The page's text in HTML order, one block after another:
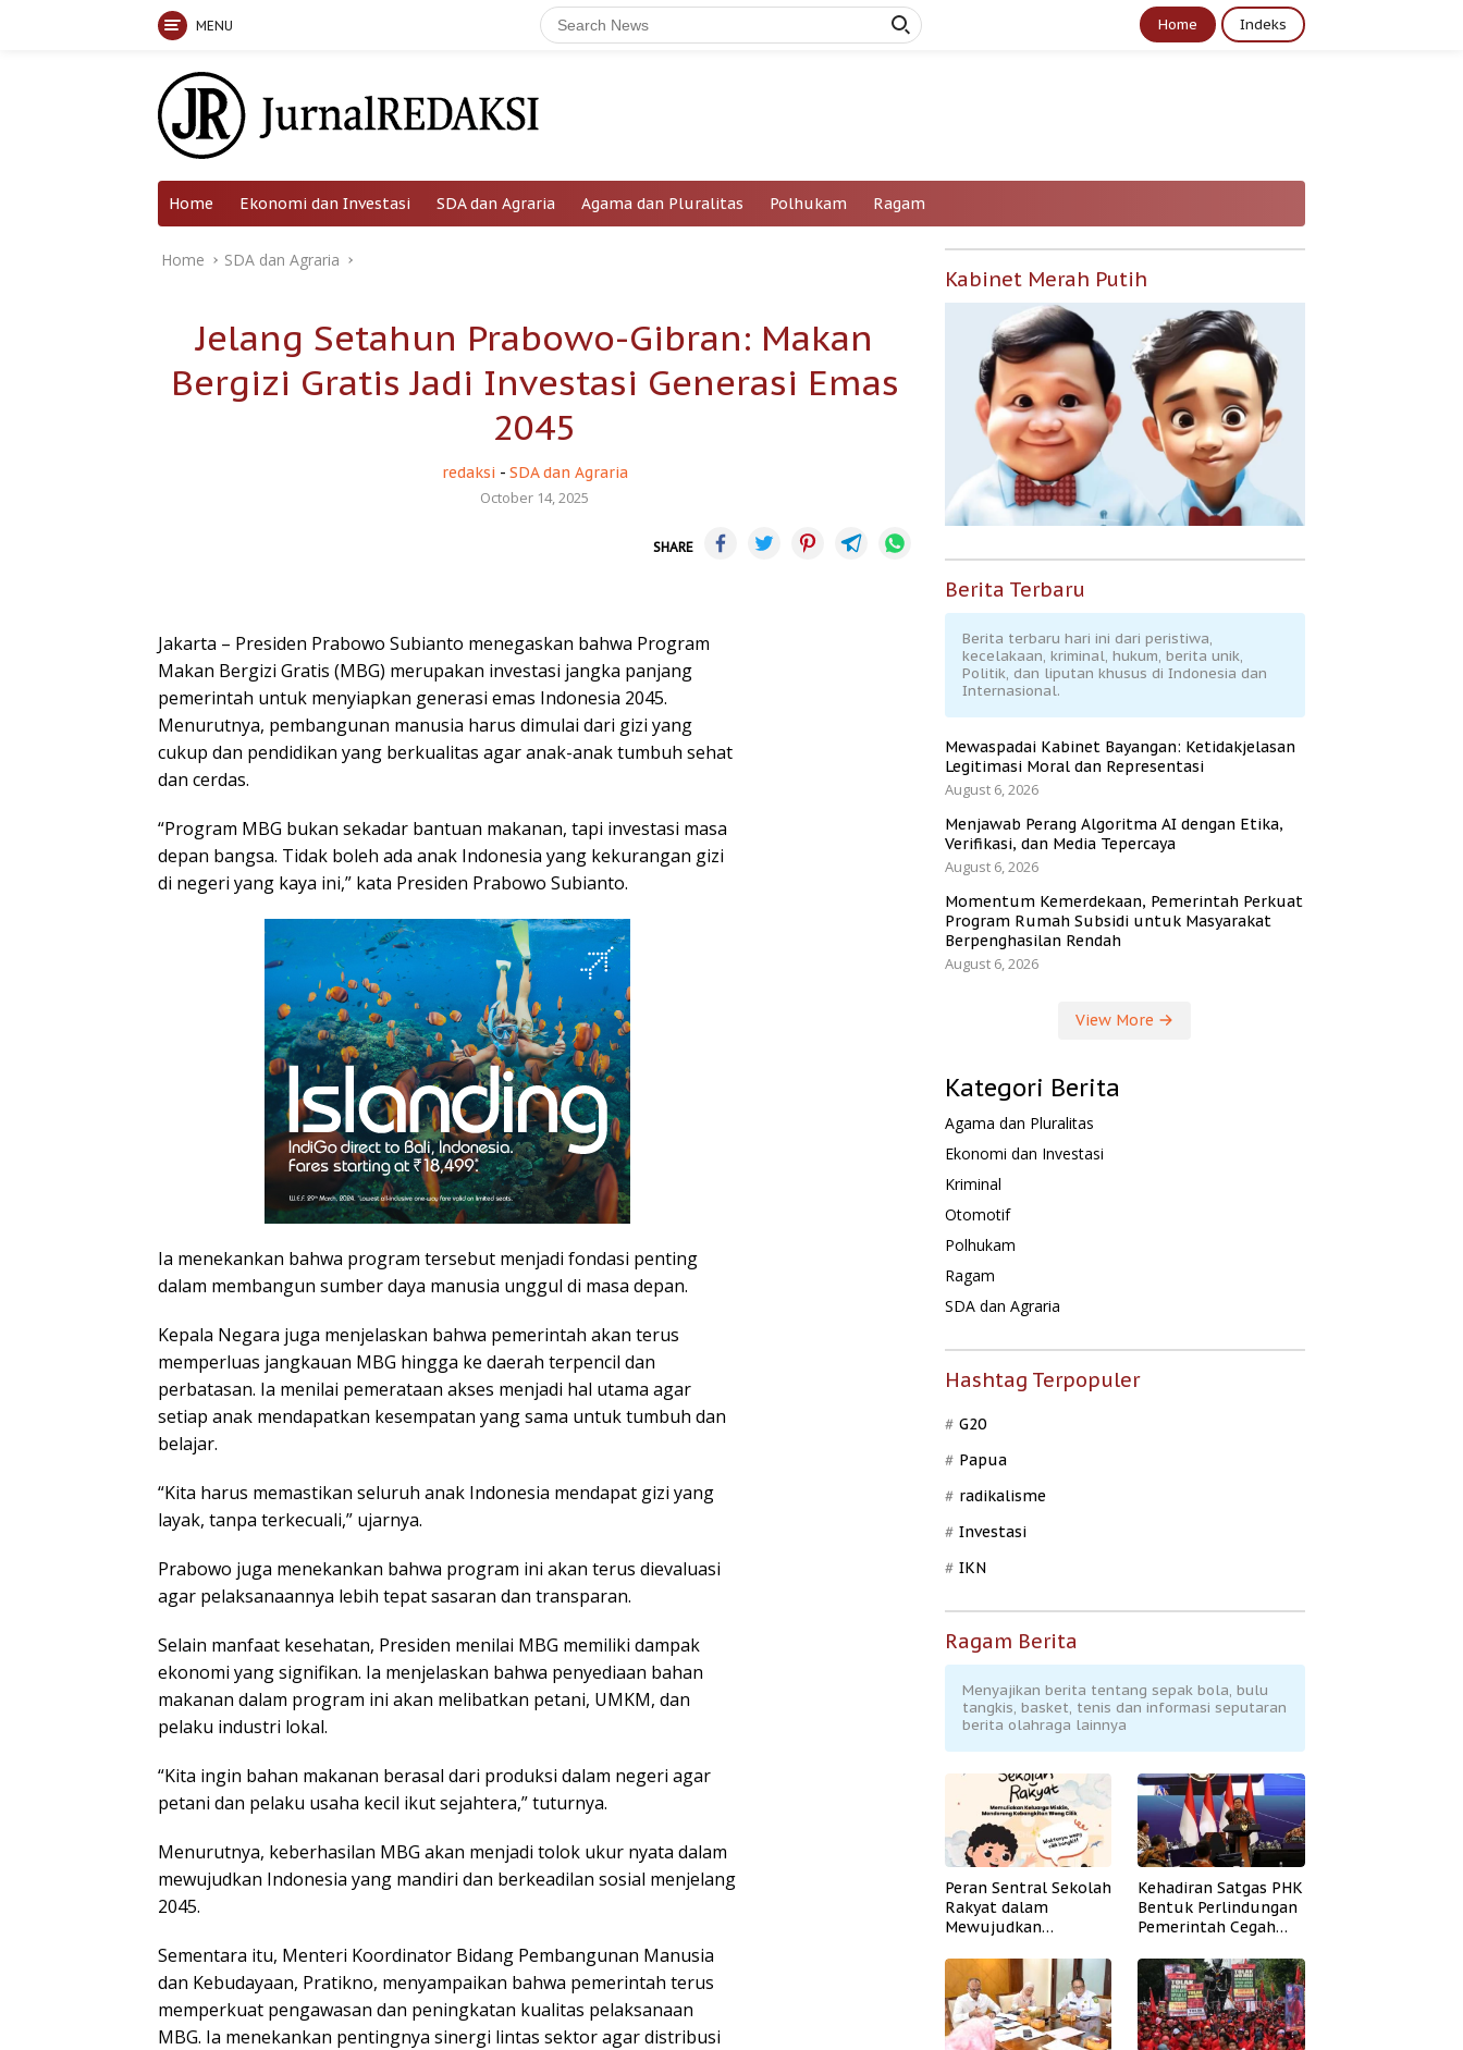
MENU Home Indeks
Home Ekonomi dan Investasi SDA dan Agraria Agama dan Pluralitas Polhukam Ragam
Home SDA dan Agraria
Jelang Setahun Prabowo-Gibran: Makan
Bergizi Gratis Jadi Investasi Generasi Emas
2045
redaksi - SDA dan Agraria
October 14, 2025
SHARE
Jakarta – Presiden Prabowo Subianto menegaskan bahwa Program
Makan Bergizi Gratis (MBG) merupakan investasi jangka panjang
pemerintah untuk menyiapkan generasi emas Indonesia 2045.
Menurutnya, pembangunan manusia harus dimulai dari gizi yang
cukup dan pendidikan yang berkualitas agar anak-anak tumbuh sehat
dan cerdas.
“Program MBG bukan sekadar bantuan makanan, tapi investasi masa
depan bangsa. Tidak boleh ada anak Indonesia yang kekurangan gizi
di negeri yang kaya ini,” kata Presiden Prabowo Subianto.
Ia menekankan bahwa program tersebut menjadi fondasi penting
dalam membangun sumber daya manusia unggul di masa depan.
Kepala Negara juga menjelaskan bahwa pemerintah akan terus
memperluas jangkauan MBG hingga ke daerah terpencil dan
perbatasan. Ia menilai pemerataan akses menjadi hal utama agar
setiap anak mendapatkan kesempatan yang sama untuk tumbuh dan
belajar.
“Kita harus memastikan seluruh anak Indonesia mendapat gizi yang
layak, tanpa terkecuali,” ujarnya.
Prabowo juga menekankan bahwa program ini akan terus dievaluasi
agar pelaksanaannya lebih tepat sasaran dan transparan.
Selain manfaat kesehatan, Presiden menilai MBG memiliki dampak
ekonomi yang signifikan. Ia menjelaskan bahwa penyediaan bahan
makanan dalam program ini akan melibatkan petani, UMKM, dan
pelaku industri lokal.
“Kita ingin bahan makanan berasal dari produksi dalam negeri agar
petani dan pelaku usaha kecil ikut sejahtera,” tuturnya.
Menurutnya, keberhasilan MBG akan menjadi tolok ukur nyata dalam
mewujudkan Indonesia yang mandiri dan berkeadilan sosial menjelang
2045.
Sementara itu, Menteri Koordinator Bidang Pembangunan Manusia
dan Kebudayaan, Pratikno, menyampaikan bahwa pemerintah terus
memperkuat pengawasan dan peningkatan kualitas pelaksanaan
MBG. Ia menekankan pentingnya sinergi lintas sektor agar distribusi
Kabinet Merah Putih
Berita Terbaru
Berita terbaru hari ini dari peristiwa,
kecelakaan, kriminal, hukum, berita unik,
Politik, dan liputan khusus di Indonesia dan
Internasional.
Mewaspadai Kabinet Bayangan: Ketidakjelasan
Legitimasi Moral dan Representasi
August 6, 2026
Menjawab Perang Algoritma AI dengan Etika,
Verifikasi, dan Media Tepercaya
August 6, 2026
Momentum Kemerdekaan, Pemerintah Perkuat
Program Rumah Subsidi untuk Masyarakat
Berpenghasilan Rendah
August 6, 2026
View More
Kategori Berita
Agama dan Pluralitas
Ekonomi dan Investasi
Kriminal
Otomotif
Polhukam
Ragam
SDA dan Agraria
Hashtag Terpopuler
G20
Papua
radikalisme
Investasi
IKN
Ragam Berita
Menyajikan berita tentang sepak bola, bulu
tangkis, basket, tenis dan informasi seputaran
berita olahraga lainnya
Peran Sentral Sekolah
Rakyat dalam
Mewujudkan
Kehadiran Satgas PHK
Bentuk Perlindungan
Pemerintah Cegah